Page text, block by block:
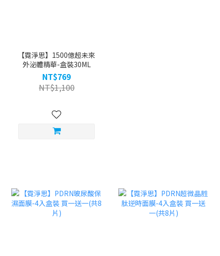
【霓淨思】1500億超未來
外泌體精華-盒裝30ML
NT$769
NT$1,100